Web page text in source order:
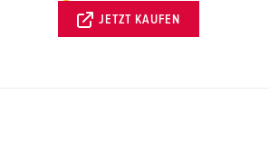
JETZT KAUFEN